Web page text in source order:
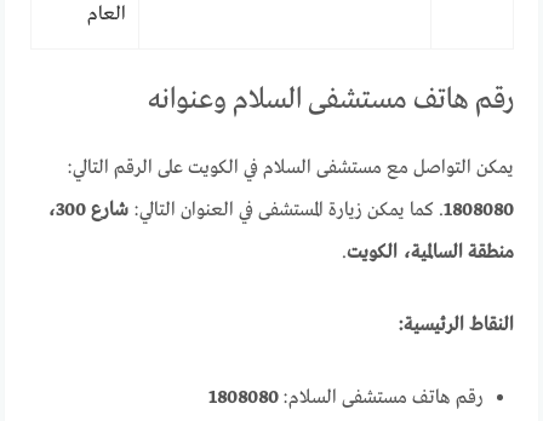
العام
رقم هاتف مستشفى السلام وعنوانه
يمكن التواصل مع مستشفى السلام في الكويت على الرقم التالي:
1808080. كما يمكن زيارة المستشفى في العنوان التالي:
شارع 300،
منطقة السالمية، الكويت.
النقاط الرئيسية:
رقم هاتف مستشفى السلام:1808080